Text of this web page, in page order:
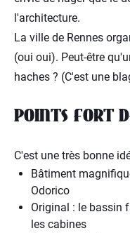
l'architecture.
La ville de Rennes
(oui oui). Peut-être
haches ? (C'est une
POINTS FORT
C'est une très bonne
Bâtiment
Odorico
Original : le bassin
les cabines